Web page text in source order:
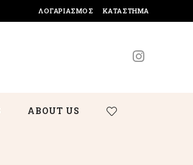
ΛΟΓΑΡΙΑΣΜΌΣ ΚΑΤΆΣΤΗΜΑ
ABOUT US